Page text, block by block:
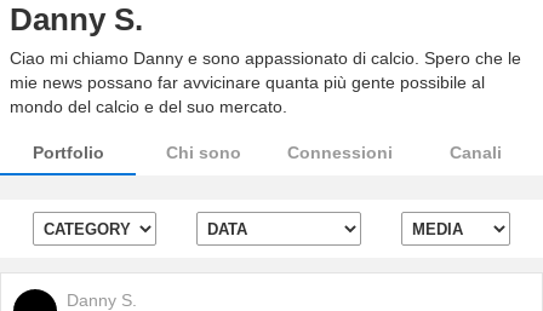
Danny S.
Ciao mi chiamo Danny e sono appassionato di calcio. Spero che le
mie news possano far avvicinare quanta più gente possibile al
mondo del calcio e del suo mercato.
Portfolio Chi sono Connessioni Canali
Danny S.